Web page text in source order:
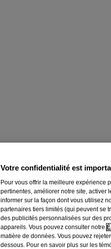
Votre confidentialité est
Pour vous offrir la meilleure expérience
pertinentes, améliorer notre site, activer
informer sur la façon dont vous utilisez
partenaires tiers limités (qui peuvent se
des publicités personnalisées sur des
appareils. Vous pouvez consulter notre
matière de données. Vous pouvez
dessous. Pour en savoir plus sur les